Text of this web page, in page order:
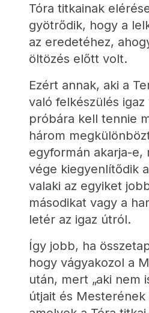
Tóra titkainak
gyötrődik, hogy a
az eredetéhez,
öltözés előtt volt.
Ezért annak, aki a
való felkészülés
próbára kell tennie
három
egyformán akarja-e,
vége kiegyenlítődik
valaki az egyiket
másodikat vagy a
letér az igaz útról.
Így jobb, ha
hogy vágyakozol a
után, mert „aki nem
útjait és Mesterének